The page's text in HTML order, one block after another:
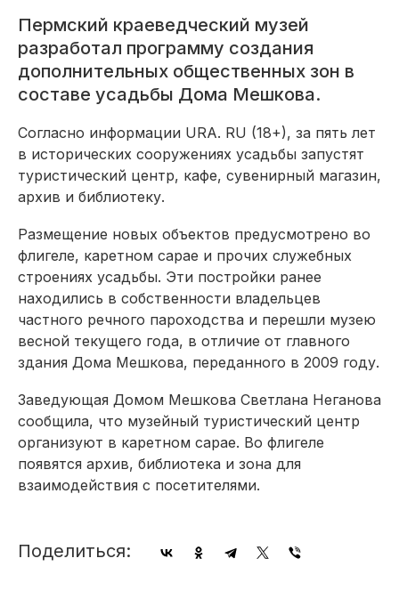
Пермский краеведческий музей
разработал программу создания
дополнительных общественных зон в
составе усадьбы Дома Мешкова.
Согласно информации URA. RU (18+), за пять лет
в исторических сооружениях усадьбы запустят
туристический центр, кафе, сувенирный магазин,
архив и библиотеку.
Размещение новых объектов предусмотрено во
флигеле, каретном сарае и прочих служебных
строениях усадьбы. Эти постройки ранее
находились в собственности владельцев
частного речного пароходства и перешли музею
весной текущего года, в отличие от главного
здания Дома Мешкова, переданного в 2009 году.
Заведующая Домом Мешкова Светлана Неганова
сообщила, что музейный туристический центр
организуют в каретном сарае. Во флигеле
появятся архив, библиотека и зона для
взаимодействия с посетителями.
Поделиться: